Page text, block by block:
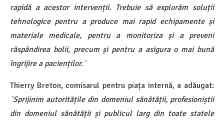
rapidă a acestor intervenții. Trebuie să explorăm soluții
tehnologice pentru a produce mai rapid echipamente și
materiale medicale, pentru a monitoriza și a preveni
răspândirea bolii, precum și pentru a asigura o mai bună
îngrijire a pacienților.`
Thierry Breton, comisarul pentru piața internă, a adăugat:
`Sprijinim autoritățile din domeniul sănătății, profesioniștii
din domeniul sănătății și publicul larg din toate statele